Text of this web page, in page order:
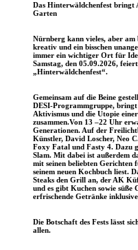
Das Hinterwäldchenfest
Garten
Nürnberg kann vieles, aber am
kreativ und ein bisschen
immer ein wichtiger Ort für
Samstag, den 05.09.2026,
„Hinterwäldchenfest“.
Gemeinsam auf die Beine
DESI-Programmgruppe, bringt
Aktivismus und die Utopie
zusammen.Von 13 –22 Uhr
Generationen. Auf der
Künstler, David Loscher, Neo
Foxy Fatal und Fasty 4. Dazu
Slam. Mit dabei ist außerdem
mit seinen beliebten Gerichten
seinem neuen Kochbuch liest.
Steaks den Grill an, der AK
und es gibt Kuchen sowie süße
erfrischende Getränke
Die Botschaft des Fests lässt
allen.